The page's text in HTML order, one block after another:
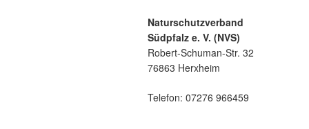
Naturschutzverband
Südpfalz e. V. (NVS)
Robert-Schuman-Str. 32
76863 Herxheim
Telefon: 07276 966459